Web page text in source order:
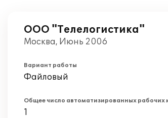
ООО "Телелогистика"
Москва, Июнь 2006
Вариант работы
Файловый
Общее число автоматизированных рабочих
1